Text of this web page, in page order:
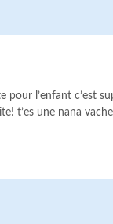
pour l’enfant c’est
t’es une nana